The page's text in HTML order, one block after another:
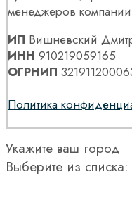
менеджеров
ИП Вишневский
ИНН 910219059165
ОГРНИП
Политика
Укажите ваш город
Выберите из списка: